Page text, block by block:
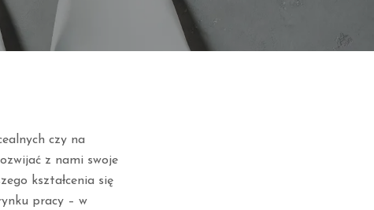
czy na
z nami swoje
kształcenia się
pracy – w